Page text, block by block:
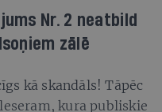
Nr. 2 neatbild
zālē
kā skandāls! Tāpēc
kura publiskie